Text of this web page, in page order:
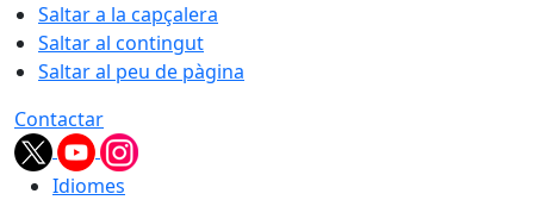
Saltar a la capçalera
Saltar al contingut
Saltar al peu de pàgina
Contactar
Idiomes